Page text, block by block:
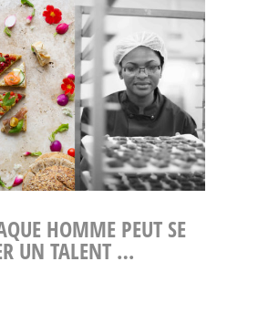
HOMME PEUT SE
UN TALENT …